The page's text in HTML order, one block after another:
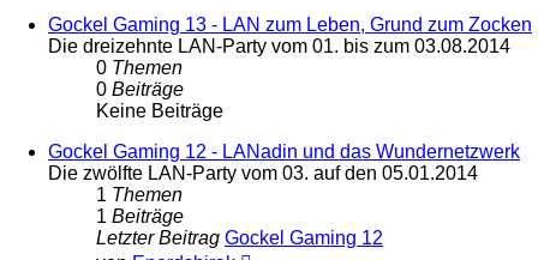
Gockel Gaming 13 - LAN zum Leben, Grund zum Zocken
Die dreizehnte LAN-Party vom 01. bis zum 03.08.2014
0 Themen
0 Beiträge
Keine Beiträge
Gockel Gaming 12 - LANadin und das Wundernetzwerk
Die zwölfte LAN-Party vom 03. auf den 05.01.2014
1 Themen
1 Beiträge
Letzter Beitrag Gockel Gaming 12